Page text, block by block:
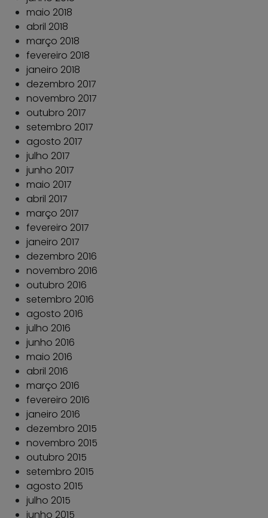
maio 2018
abril 2018
março 2018
fevereiro 2018
janeiro 2018
dezembro 2017
novembro 2017
outubro 2017
setembro 2017
agosto 2017
julho 2017
junho 2017
maio 2017
abril 2017
março 2017
fevereiro 2017
janeiro 2017
dezembro 2016
novembro 2016
outubro 2016
setembro 2016
agosto 2016
julho 2016
junho 2016
maio 2016
abril 2016
março 2016
fevereiro 2016
janeiro 2016
dezembro 2015
novembro 2015
outubro 2015
setembro 2015
agosto 2015
julho 2015
junho 2015